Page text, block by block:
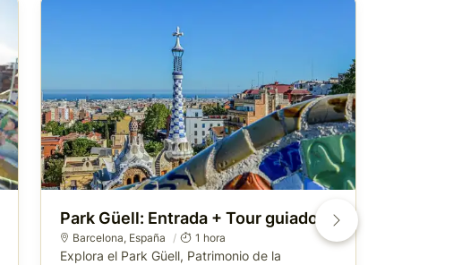
Park Güell: Entrada + Tour guiado
Barcelona, España 1 hora
Explora el Park Güell, Patrimonio de la